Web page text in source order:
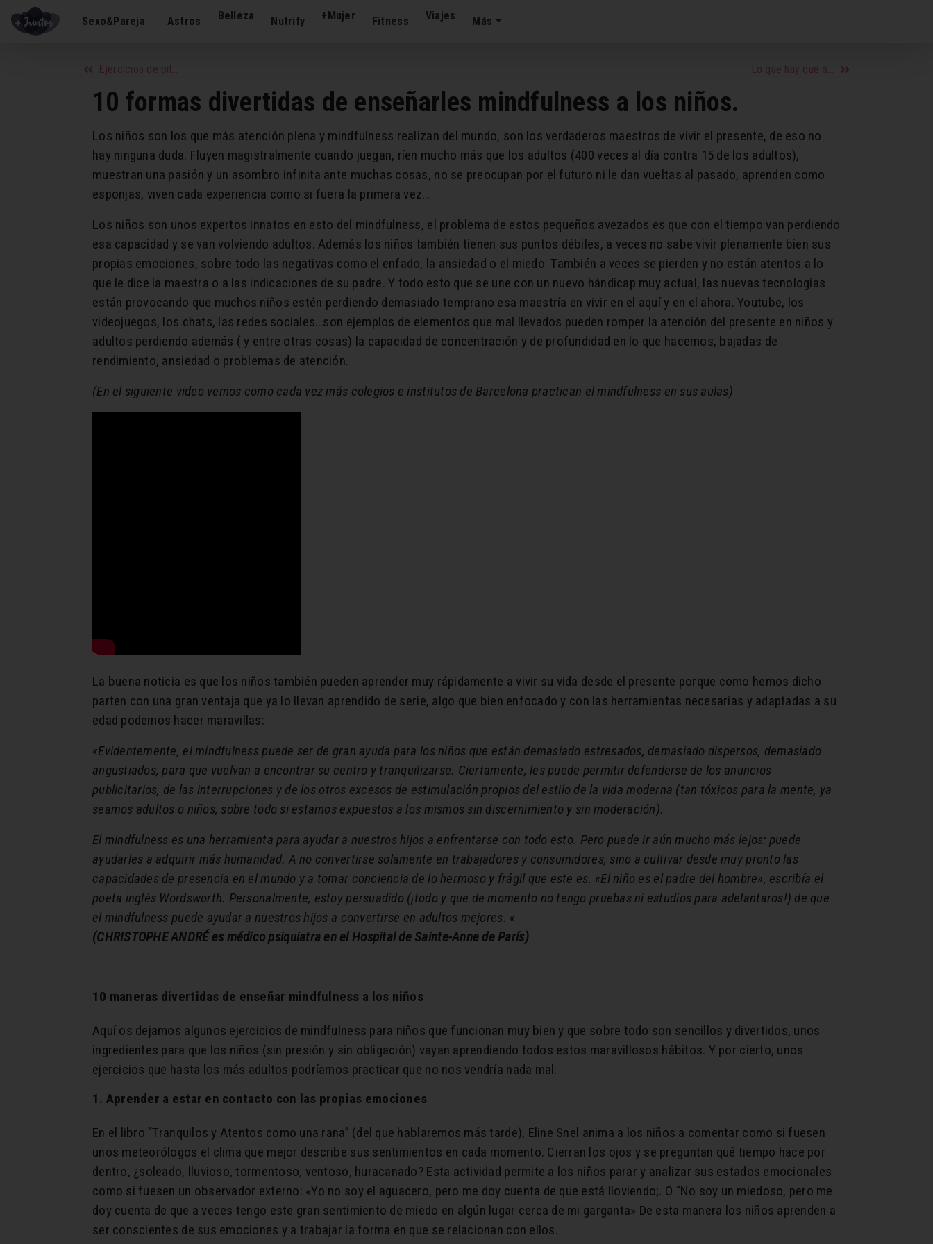
Sexo&Pareja Astros Belleza Nutrify +Mujer Fitness Viajes Más
Ejercicios de pilates para tonificar el cuerpo Lo que hay que saber sobre los signos de agua
10 formas divertidas de enseñarles mindfulness a los niños.
Los niños son los que más atención plena y mindfulness realizan del mundo, son los verdaderos maestros de vivir el presente, de eso no
hay ninguna duda. Fluyen magistralmente cuando juegan, ríen mucho más que los adultos (400 veces al día contra 15 de los adultos),
muestran una pasión y un asombro infinita ante muchas cosas, no se preocupan por el futuro ni le dan vueltas al pasado, aprenden como
esponjas, viven cada experiencia como si fuera la primera vez…
Los niños son unos expertos innatos en esto del mindfulness, el problema de estos pequeños avezados es que con el tiempo van perdiendo
esa capacidad y se van volviendo adultos. Además los niños también tienen sus puntos débiles, a veces no sabe vivir plenamente bien sus
propias emociones, sobre todo las negativas como el enfado, la ansiedad o el miedo. También a veces se pierden y no están atentos a lo
que le dice la maestra o a las indicaciones de su padre. Y todo esto que se une con un nuevo hándicap muy actual, las nuevas tecnologías
están provocando que muchos niños estén perdiendo demasiado temprano esa maestría en vivir en el aquí y en el ahora. Youtube, los
videojuegos, los chats, las redes sociales…son ejemplos de elementos que mal llevados pueden romper la atención del presente en niños y
adultos perdiendo además ( y entre otras cosas) la capacidad de concentración y de profundidad en lo que hacemos, bajadas de
rendimiento, ansiedad o problemas de atención.
(En el siguiente video vemos como cada vez más colegios e institutos de Barcelona practican el mindfulness en sus aulas)
La buena noticia es que los niños también pueden aprender muy rápidamente a vivir su vida desde el presente porque como hemos dicho
parten con una gran ventaja que ya lo llevan aprendido de serie, algo que bien enfocado y con las herramientas necesarias y adaptadas a su
edad podemos hacer maravillas:
«Evidentemente, el mindfulness puede ser de gran ayuda para los niños que están demasiado estresados, demasiado dispersos, demasiado
angustiados, para que vuelvan a encontrar su centro y tranquilizarse. Ciertamente, les puede permitir defenderse de los anuncios
publicitarios, de las interrupciones y de los otros excesos de estimulación propios del estilo de la vida moderna (tan tóxicos para la mente, ya
seamos adultos o niños, sobre todo si estamos expuestos a los mismos sin discernimiento y sin moderación).
El mindfulness es una herramienta para ayudar a nuestros hijos a enfrentarse con todo esto. Pero puede ir aún mucho más lejos: puede
ayudarles a adquirir más humanidad. A no convertirse solamente en trabajadores y consumidores, sino a cultivar desde muy pronto las
capacidades de presencia en el mundo y a tomar conciencia de lo hermoso y frágil que este es. «El niño es el padre del hombre», escribía el
poeta inglés Wordsworth. Personalmente, estoy persuadido (¡todo y que de momento no tengo pruebas ni estudios para adelantaros!) de que
el mindfulness puede ayudar a nuestros hijos a convertirse en adultos mejores. «
(CHRISTOPHE ANDRÉ es médico psiquiatra en el Hospital de Sainte-Anne de París)
10 maneras divertidas de enseñar mindfulness a los niños
Aquí os dejamos algunos ejercicios de mindfulness para niños que funcionan muy bien y que sobre todo son sencillos y divertidos, unos
ingredientes para que los niños (sin presión y sin obligación) vayan aprendiendo todos estos maravillosos hábitos. Y por cierto, unos
ejercicios que hasta los más adultos podríamos practicar que no nos vendría nada mal:
1. Aprender a estar en contacto con las propias emociones
En el libro “Tranquilos y Atentos como una rana” (del que hablaremos más tarde), Eline Snel anima a los niños a comentar como si fuesen
unos meteorólogos el clima que mejor describe sus sentimientos en cada momento. Cierran los ojos y se preguntan qué tiempo hace por
dentro, ¿soleado, lluvioso, tormentoso, ventoso, huracanado? Esta actividad permite a los niños parar y analizar sus estados emocionales
como si fuesen un observador externo: «Yo no soy el aguacero, pero me doy cuenta de que está lloviendo;. O “No soy un miedoso, pero me
doy cuenta de que a veces tengo este gran sentimiento de miedo en algún lugar cerca de mi garganta» De esta manera los niños aprenden a
ser conscientes de sus emociones y a trabajar la forma en que se relacionan con ellos.